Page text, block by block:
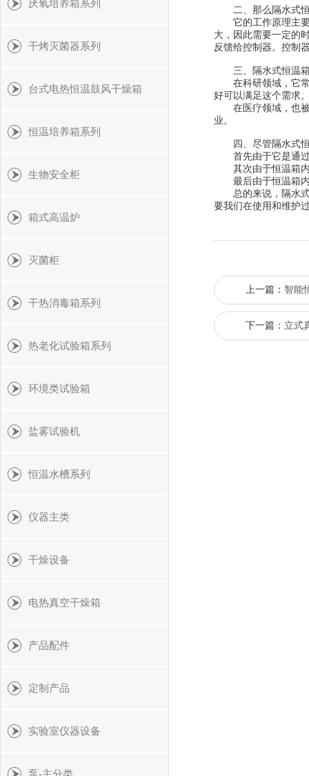
二、那么隔水式恒
它的工作原理主要
大，因此需要一定的
反馈给控制器。控制
三、隔水式恒温箱
在科研领域，它常
好可以满足这个需求
在医疗领域，也被
业。
四、尽管隔水式恒
首先由于它是通过
其次由于恒温箱内
最后由于恒温箱内
总的来说，隔水式
要我们在使用和维护
上一篇： 智能
下一篇： 立式
厌氧培养箱系列
干烤灭菌器系列
台式电热恒温鼓风干燥箱
恒温培养箱系列
生物安全柜
箱式高温炉
灭菌柜
干热消毒箱系列
热老化试验箱系列
环境类试验箱
盐雾试验机
恒温水槽系列
仪器主类
干燥设备
电热真空干燥箱
产品配件
定制产品
实验室仪器设备